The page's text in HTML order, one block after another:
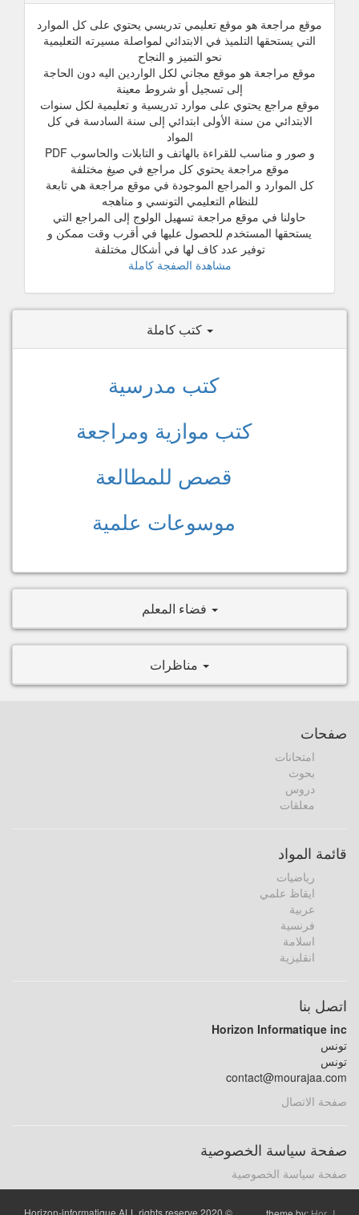
موقع مراجعة هو موقع تعليمي تدريسي يحتوي على كل الموارد
التي يستحقها التلميذ في الابتدائي لمواصلة مسيرته التعليمية
نحو التميز و النجاح
موقع مراجعة هو موقع مجاني لكل الواردين اليه دون الحاجة
إلى تسجيل أو شروط معينة
موقع مراجع يحتوي على موارد تدريسية و تعليمية لكل سنوات
الابتدائي من سنة الأولى ابتدائي إلى سنة السادسة في كل
المواد
و صور و مناسب للقراءة بالهاتف و التابلات والحاسوب PDF
موقع مراجعة يحتوي كل مراجع في صيغ مختلفة
كل الموارد و المراجع الموجودة في موقع مراجعة هي تابعة
للنظام التعليمي التونسي و مناهجه
حاولنا في موقع مراجعة تسهيل الولوج إلى المراجع التي
يستحقها المستخدم للحصول عليها في أقرب وقت ممكن و
توفير عدد كاف لها في أشكال مختلفة
مشاهدة الصفجة كاملة
كتب كاملة
كتب مدرسية
كتب موازية ومراجعة
قصص للمطالعة
موسوعات علمية
فضاء المعلم
مناظرات
صفحات
امتحانات
بحوث
دروس
معلقات
قائمة المواد
رياضيات
ايقاظ علمي
عربية
فرنسية
اسلامة
انقليزية
اتصل بنا
Horizon Informatique inc
تونس
تونس
contact@mourajaa.com
صفحة الاتصال
صفحة سياسة الخصوصية
صفحة سياسة الخصوصية
© 2020 Horizon-informatique ALL rights reserve